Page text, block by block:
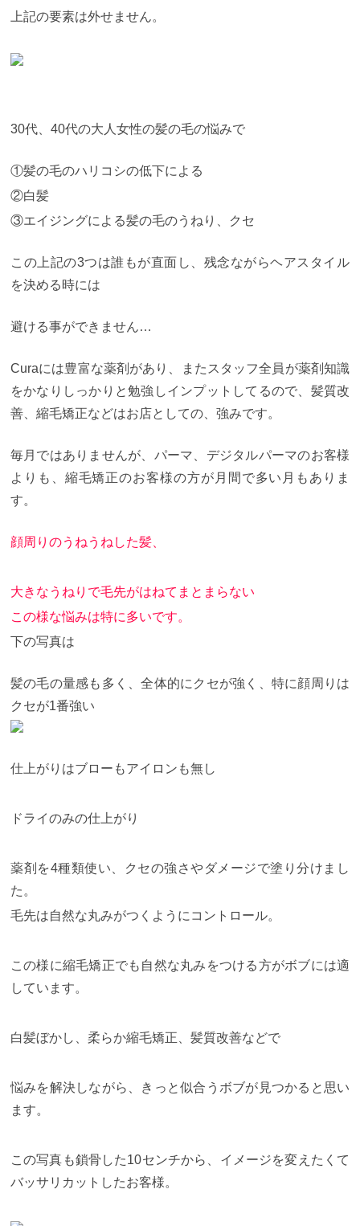
上記の要素は外せません。
30代、40代の大人女性の髪の毛の悩みで
①髪の毛のハリコシの低下による
②白髪
③エイジングによる髪の毛のうねり、クセ
この上記の3つは誰もが直面し、残念ながらヘアスタイル
を決める時には
避ける事ができません…
Curaには豊富な薬剤があり、またスタッフ全員が薬剤知識
をかなりしっかりと勉強しインプットしてるので、髪質改
善、縮毛矯正などはお店としての、強みです。
毎月ではありませんが、パーマ、デジタルパーマのお客様
よりも、縮毛矯正のお客様の方が月間で多い月もありま
す。
顔周りのうねうねした髪、
大きなうねりで毛先がはねてまとまらない
この様な悩みは特に多いです。
下の写真は
髪の毛の量感も多く、全体的にクセが強く、特に顔周りは
クセが1番強い
仕上がりはブローもアイロンも無し
ドライのみの仕上がり
薬剤を4種類使い、クセの強さやダメージで塗り分けまし
た。
毛先は自然な丸みがつくようにコントロール。
この様に縮毛矯正でも自然な丸みをつける方がボブには適
しています。
白髪ぼかし、柔らか縮毛矯正、髪質改善などで
悩みを解決しながら、きっと似合うボブが見つかると思い
ます。
この写真も鎖骨した10センチから、イメージを変えたくて
バッサリカットしたお客様。